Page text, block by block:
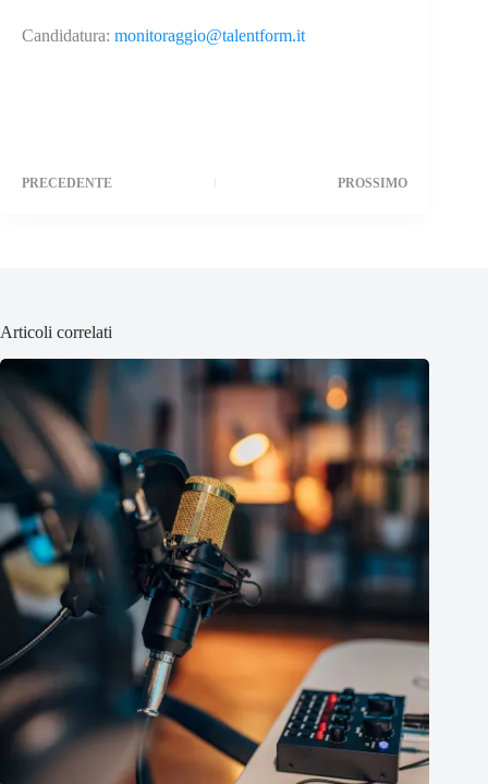
Candidatura: monitoraggio@talentform.it
PRECEDENTE PROSSIMO
Articoli correlati